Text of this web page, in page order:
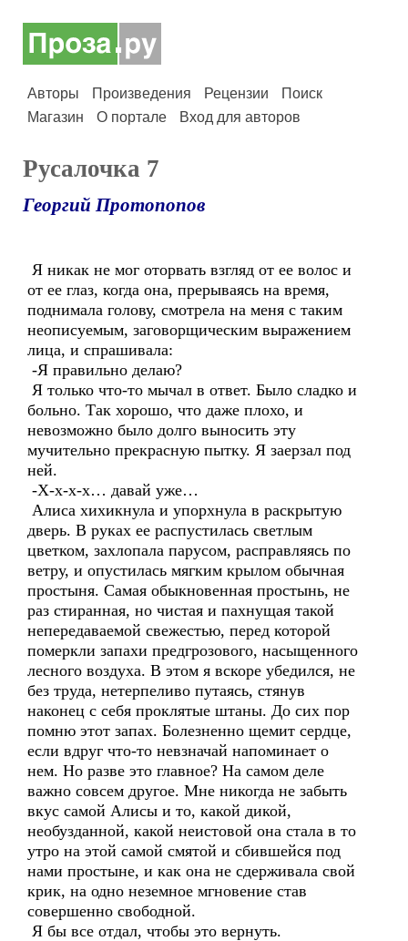
Авторы Произведения Рецензии
Поиск
Магазин
О портале Вход для авторов
Русалочка 7
Георгий Протопопов
Я никак не мог оторвать взгляд от ее волос и
от ее глаз, когда она, прерываясь на время,
поднимала голову, смотрела на меня с таким
неописуемым, заговорщическим выражением
лица, и спрашивала:
-Я правильно делаю?
Я только что-то мычал в ответ. Было сладко и
больно. Так хорошо, что даже плохо, и
невозможно было долго выносить эту
мучительно прекрасную пытку. Я заерзал под
ней.
-Х-х-х-х… давай уже…
Алиса хихикнула и упорхнула в раскрытую
дверь. В руках ее распустилась светлым
цветком, захлопала парусом, расправляясь по
ветру, и опустилась мягким крылом обычная
простыня. Самая обыкновенная простынь, не
раз стиранная, но чистая и пахнущая такой
непередаваемой свежестью, перед которой
померкли запахи предгрозового, насыщенного
лесного воздуха. В этом я вскоре убедился, не
без труда, нетерпеливо путаясь, стянув
наконец с себя проклятые штаны. До сих пор
помню этот запах. Болезненно щемит сердце,
если вдруг что-то невзначай напоминает о
нем. Но разве это главное? На самом деле
важно совсем другое. Мне никогда не забыть
вкус самой Алисы и то, какой дикой,
необузданной, какой неистовой она стала в то
утро на этой самой смятой и сбившейся под
нами простыне, и как она не сдерживала свой
крик, на одно неземное мгновение став
совершенно свободной.
Я бы все отдал, чтобы это вернуть.